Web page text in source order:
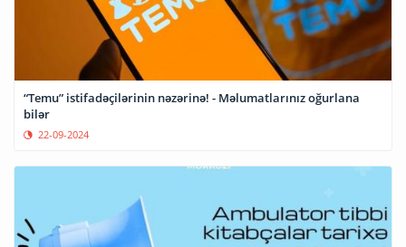
“Temu” istifadəçilərinin nəzərinə! - Məlumatlarınız oğurlana
bilər
22-09-2024